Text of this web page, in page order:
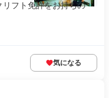
フト免許をお持ちの
気になる